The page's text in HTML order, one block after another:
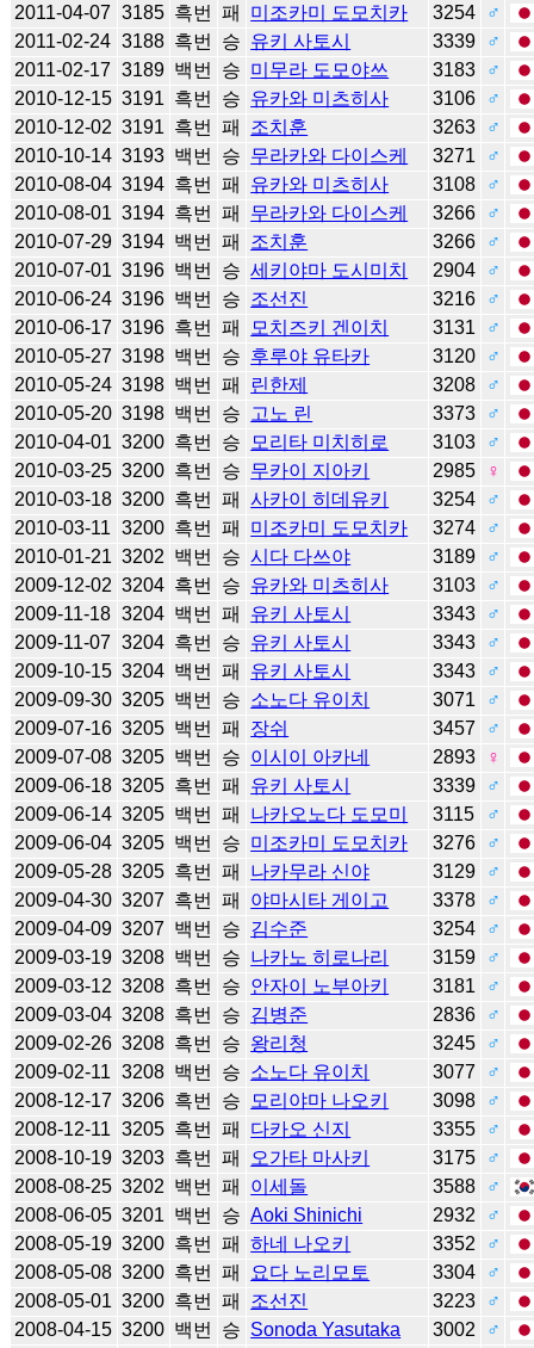
2011-04-07 3185 흑번 패 미조카미 도모치카 3254
♂
2011-02-24 3188 흑번 승 유키 사토시 3339
♂
2011-02-17 3189 백번 승 미무라 도모야쓰 3183
♂
2010-12-15 3191 흑번 승 유카와 미츠히사 3106
♂
2010-12-02 3191 흑번 패 조치훈 3263
♂
2010-10-14 3193 백번 승 무라카와 다이스케 3271
♂
2010-08-04 3194 흑번 패 유카와 미츠히사 3108
♂
2010-08-01 3194 흑번 패 무라카와 다이스케 3266
♂
2010-07-29 3194 백번 패 조치훈 3266
♂
2010-07-01 3196 백번 승 세키야마 도시미치 2904
♂
2010-06-24 3196 백번 승 조선진 3216
♂
2010-06-17 3196 흑번 패 모치즈키 겐이치 3131
♂
2010-05-27 3198 백번 승 후루야 유타카 3120
♂
2010-05-24 3198 백번 패 린한제 3208
♂
2010-05-20 3198 백번 승 고노 린 3373
♂
2010-04-01 3200 흑번 승 모리타 미치히로 3103
♂
2010-03-25 3200 흑번 승 무카이 지아키 2985
♀
2010-03-18 3200 흑번 패 사카이 히데유키 3254
♂
2010-03-11 3200 흑번 패 미조카미 도모치카 3274
♂
2010-01-21 3202 백번 승 시다 다쓰야 3189
♂
2009-12-02 3204 흑번 승 유카와 미츠히사 3103
♂
2009-11-18 3204 백번 패 유키 사토시 3343
♂
2009-11-07 3204 흑번 승 유키 사토시 3343
♂
2009-10-15 3204 백번 패 유키 사토시 3343
♂
2009-09-30 3205 백번 승 소노다 유이치 3071
♂
2009-07-16 3205 백번 패 장쉬 3457
♂
2009-07-08 3205 백번 승 이시이 아카네 2893
♀
2009-06-18 3205 흑번 패 유키 사토시 3339
♂
2009-06-14 3205 백번 패 나카오노다 도모미 3115
♂
2009-06-04 3205 백번 승 미조카미 도모치카 3276
♂
2009-05-28 3205 흑번 패 나카무라 신야 3129
♂
2009-04-30 3207 흑번 패 야마시타 게이고 3378
♂
2009-04-09 3207 백번 승 김수준 3254
♂
2009-03-19 3208 백번 승 나카노 히로나리 3159
♂
2009-03-12 3208 흑번 승 안자이 노부아키 3181
♂
2009-03-04 3208 흑번 승 김병준 2836
♂
2009-02-26 3208 흑번 승 왕리청 3245
♂
2009-02-11 3208 백번 승 소노다 유이치 3077
♂
2008-12-17 3206 흑번 승 모리야마 나오키 3098
♂
2008-12-11 3205 흑번 패 다카오 신지 3355
♂
2008-10-19 3203 흑번 패 오가타 마사키 3175
♂
2008-08-25 3202 백번 패 이세돌 3588
♂
2008-06-05 3201 백번 승 Aoki Shinichi 2932
♂
2008-05-19 3200 흑번 패 하네 나오키 3352
♂
2008-05-08 3200 흑번 패 요다 노리모토 3304
♂
2008-05-01 3200 흑번 패 조선진 3223
♂
2008-04-15 3200 백번 승 Sonoda Yasutaka 3002
♂